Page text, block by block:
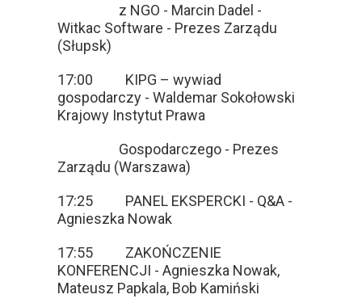
z NGO - Marcin Dadel -
Witkac Software - Prezes Zarządu
(Słupsk)
17:00 KIPG – wywiad
gospodarczy - Waldemar Sokołowski
Krajowy Instytut Prawa
Gospodarczego - Prezes
Zarządu (Warszawa)
17:25 PANEL EKSPERCKI - Q&A -
Agnieszka Nowak
17:55 ZAKOŃCZENIE
KONFERENCJI - Agnieszka Nowak,
Mateusz Papkala, Bob Kamiński